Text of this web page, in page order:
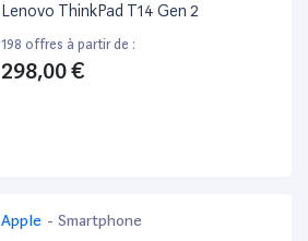
Lenovo ThinkPad T14 Gen 2
198 offres à partir de :
298,00 €
Apple - Smartphone